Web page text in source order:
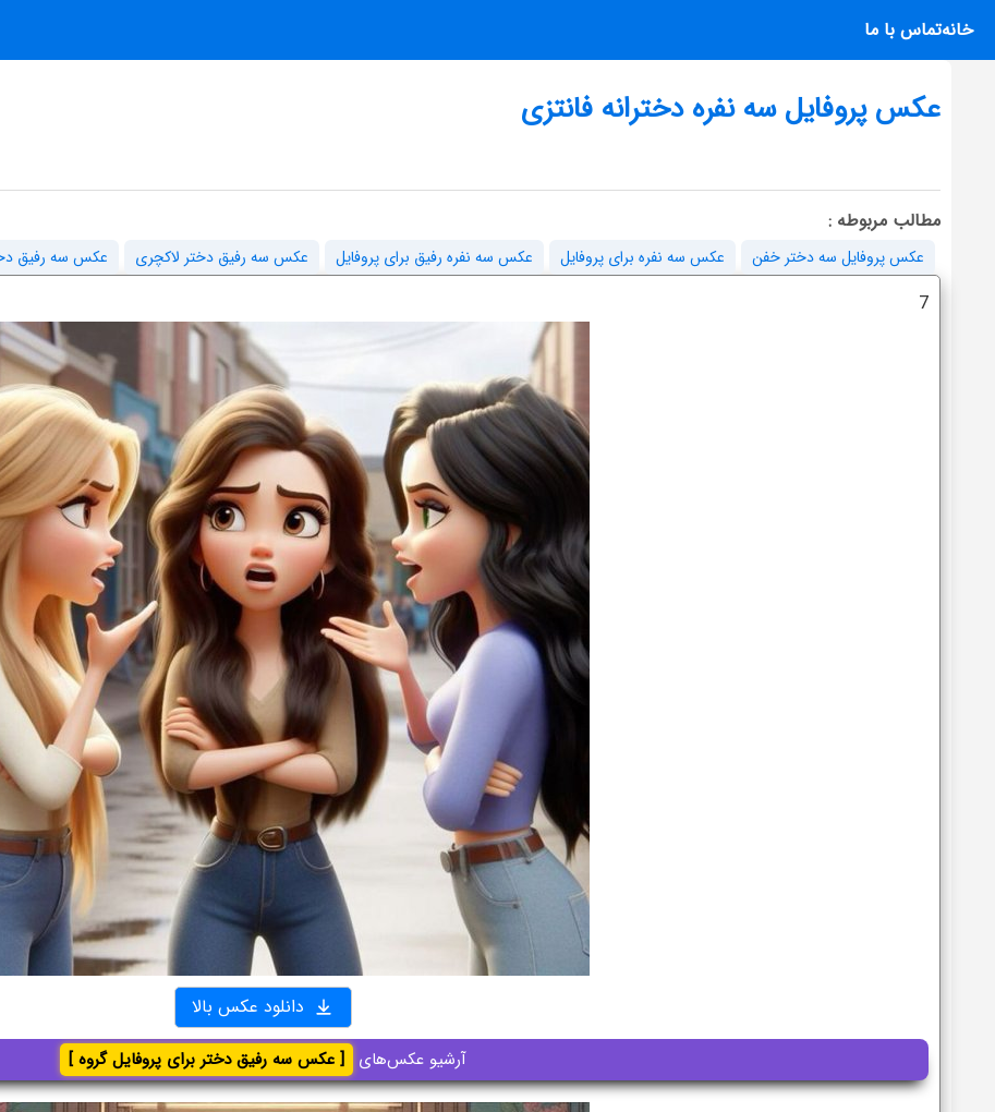
خانهتماس با ما
عکس پروفایل سه نفره دخترانه فانتزی
مطالب مربوطه :
عکس پروفایل سه دختر خفن عکس سه نفره برای پروفایل عکس سه نفره رفیق برای پروفایل عکس سه رفیق دختر لاکچری عکس سه رفیق
7
دانلود عکس بالا
آرشیو عکس‌های [ عکس سه رفیق دختر برای پروفایل گروه ]